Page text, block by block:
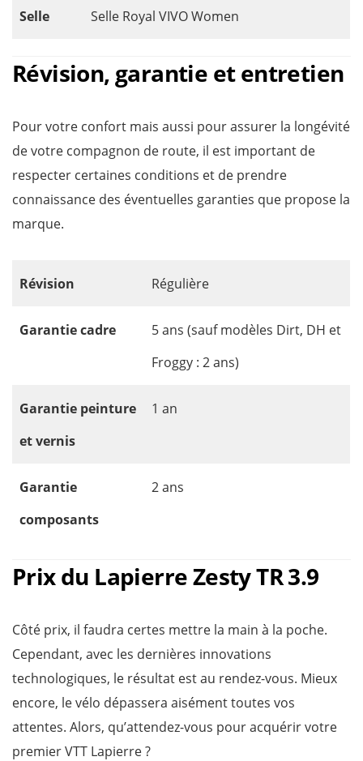
Selle Selle Royal VIVO Women
Révision, garantie et entretien
Pour votre confort mais aussi pour assurer la longévité
de votre compagnon de route, il est important de
respecter certaines conditions et de prendre
connaissance des éventuelles garanties que propose la
marque.
Révision Régulière
Garantie cadre
5 ans (sauf modèles Dirt, DH et
Froggy : 2 ans)
Garantie peinture
et vernis
1 an
Garantie
composants
2 ans
Prix du Lapierre Zesty TR 3.9
Côté prix, il faudra certes mettre la main à la poche.
Cependant, avec les dernières innovations
technologiques, le résultat est au rendez-vous. Mieux
encore, le vélo dépassera aisément toutes vos
attentes. Alors, qu’attendez-vous pour acquérir votre
premier VTT Lapierre ?